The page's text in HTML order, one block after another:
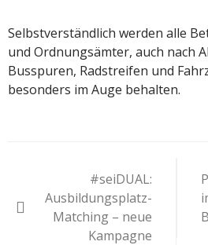
Selbstverständlich werden alle
und Ordnungsämter, auch nach
Busspuren, Radstreifen und
besonders im Auge behalten.
#seiDUAL:
Ausbildungsplatz-
Matching – neue
Kampagne